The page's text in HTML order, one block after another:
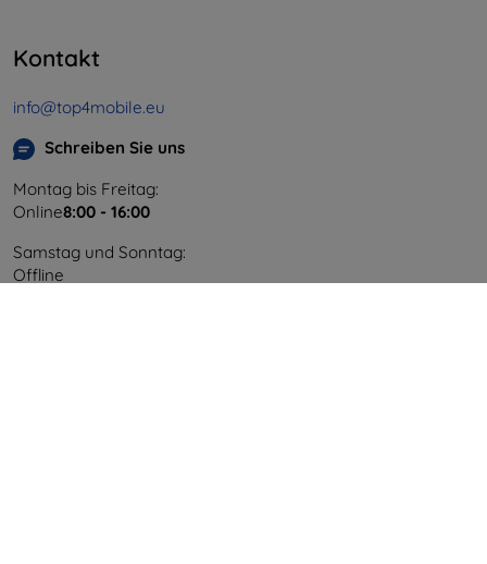
Kontakt
info@top4mobile.eu
Schreiben Sie uns
Montag bis Freitag:
Online8:00 - 16:00
Samstag und Sonntag:
Offline